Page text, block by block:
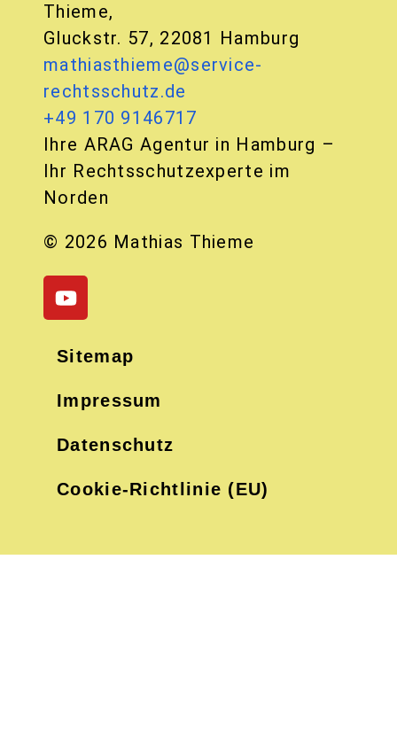
Thieme,
Gluckstr. 57, 22081 Hamburg
mathiasthieme@service-
rechtsschutz.de
+49 170 9146717
Ihre ARAG Agentur in Hamburg –
Ihr Rechtsschutzexperte im
Norden
© 2026 Mathias Thieme
Sitemap
Impressum
Datenschutz
Cookie-Richtlinie (EU)